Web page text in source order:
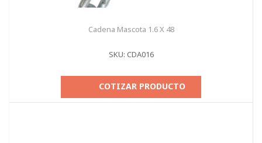
Cadena Mascota 1.6 X 48
SKU: CDA016
COTIZAR PRODUCTO